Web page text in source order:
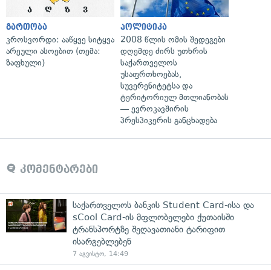
გართობა
კროსვორდი: ააწყვე სიტყვა
არეული ასოებით (თემა:
ზაფხული)
პოლიტიკა
2008 წლის ომის შედეგები
დღემდე ძირს უთხრის
საქართველოს
უსაფრთხოებას,
სუვერენიტეტსა და
ტერიტორიულ მთლიანობას
— ევროკავშირის
პრესპიკერის განცხადება
კომენტარები
საქართველოს ბანკის Student Card-ისა და
sCool Card-ის მფლობელები ქუთაისში
ტრანსპორტზე შეღავათიანი ტარიფით
ისარგებლებენ
7 აგვისტო, 14:49